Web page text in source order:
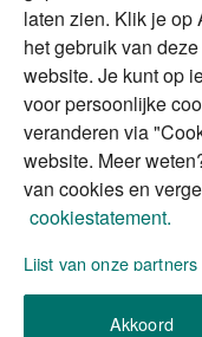
Over ABN AMRO
We gebruiken
invult, om uw
laten zien. Klik je op
het gebruik van
website. Je kunt op
voor persoonlijke
veranderen via
website. Meer
van cookies en
cookiestatement.
Lijst van onze partners
Akkoord